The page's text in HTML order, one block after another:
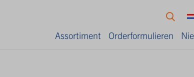
Assortiment Orderformulieren